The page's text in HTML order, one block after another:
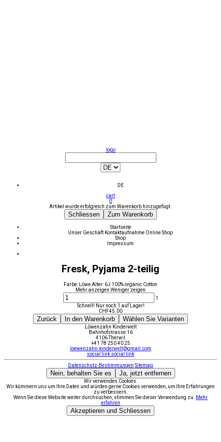
logo
DE
cart
0
Artikel wurde erfolgreich zum Warenkorb hinzugefügt.
Schliessen Zum Warenkorb
Startseite
Unser Geschäft Kontaktaufnahme Online Shop
Shop
Impressum
Fresk, Pyjama 2-teilig
Farbe: Löwe Alter: 6J 100% organic Cotton
Mehr anzeigen Weniger zeigen
1
Schnell! Nur noch 1 auf Lager!
CHF45.00
Zurück In den Warenkorb Wählen Sie Varianten
Löwenzahn Kinderwelt
Bahnhofstrasse 16
4106 Therwil
+41 78 250 40 25
loewenzahn.kinderwelt@gmail.com
social link social link
Datenschutz-Bestimmungen Sitemap
Nein, behalten Sie es Ja, jetzt entfernen
Wir verwenden Cookies.
Wir kümmern uns um Ihre Daten und würden gerne Cookies verwenden, um Ihre Erfahrungen
zu verbessern.
Wenn Sie diese Website weiter durchsuchen, stimmen Sie dieser Verwendung zu.
Mehr
erfahren
Akzeptieren und Schliessen